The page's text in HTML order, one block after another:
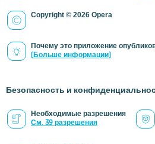
Copyright © 2026 Opera
Почему это приложение
(Больше информации)
Безопасность и
Необходимые разрешения
См. 39 разрешения